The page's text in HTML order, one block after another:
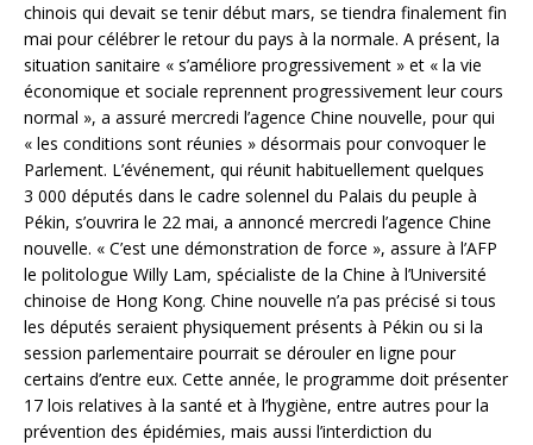
chinois qui devait se tenir début mars, se tiendra finalement fin
mai pour célébrer le retour du pays à la normale. A présent, la
situation sanitaire « s’améliore progressivement » et « la vie
économique et sociale reprennent progressivement leur cours
normal », a assuré mercredi l’agence Chine nouvelle, pour qui
« les conditions sont réunies » désormais pour convoquer le
Parlement. L’événement, qui réunit habituellement quelques
3 000 députés dans le cadre solennel du Palais du peuple à
Pékin, s’ouvrira le 22 mai, a annoncé mercredi l’agence Chine
nouvelle. « C’est une démonstration de force », assure à l’AFP
le politologue Willy Lam, spécialiste de la Chine à l’Université
chinoise de Hong Kong. Chine nouvelle n’a pas précisé si tous
les députés seraient physiquement présents à Pékin ou si la
session parlementaire pourrait se dérouler en ligne pour
certains d’entre eux. Cette année, le programme doit présenter
17 lois relatives à la santé et à l’hygiène, entre autres pour la
prévention des épidémies, mais aussi l’interdiction du